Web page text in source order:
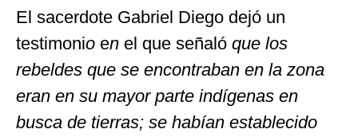
El sacerdote Gabriel Diego dejó un
testimonio en el que señaló que los
rebeldes que se encontraban en la zona
eran en su mayor parte indígenas en
busca de tierras; se habían establecido